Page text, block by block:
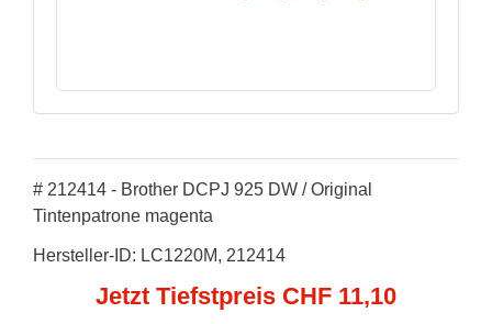
# 212414 - Brother DCPJ 925 DW / Original
Tintenpatrone magenta
Hersteller-ID: LC1220M, 212414
Jetzt Tiefstpreis CHF 11,10